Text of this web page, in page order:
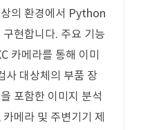
의 환경에서 Python
현합니다. 주요 기능
카메라를 통해 이미
사 대상체의 부품 장
포함한 이미지 분석
메라 및 주변기기 제